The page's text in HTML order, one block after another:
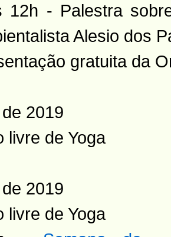
12h - Palestra
Alesio dos
gratuita da
2019
livre de Yoga
2019
livre de Yoga